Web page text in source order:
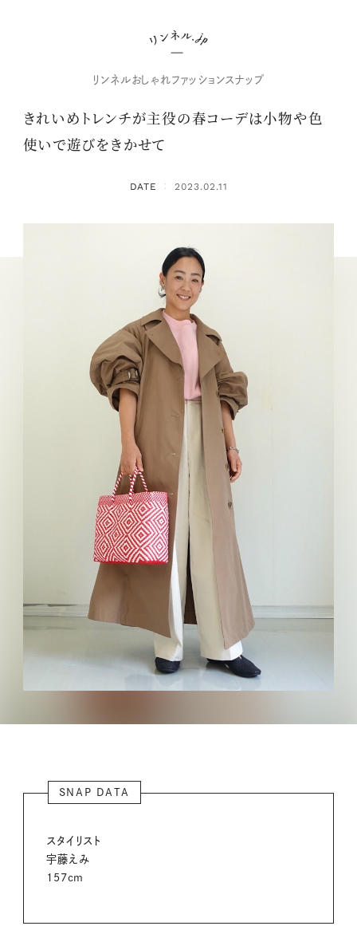
リンネルおしゃれファッションスナップ
きれいめトレンチが主役の春コーデは小物や色
使いで遊びをきかせて
DATE ： 2023.02.11
SNAP DATA
スタイリスト
宇藤えみ
157cm